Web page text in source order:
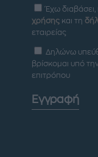
Έχω
χρήσης και τη
εταιρείας
Δηλώνω
βρίσκομαι υπό
επιτρόπου
Εγγραφή